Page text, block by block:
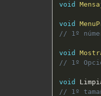
void
void
// 1º
void
// 1º
void
// 1º